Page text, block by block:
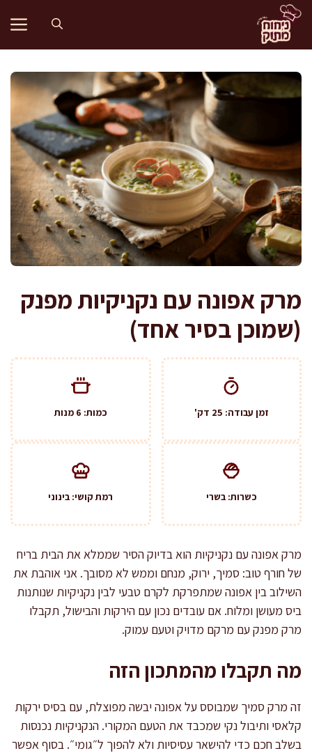
לדלג
לתוכן
מרק אפונה עם נקניקיות מפנק
(שמוכן בסיר אחד)
זמן עבודה: 25 דק' כמות: 6 מנות
כשרות: בשרי רמת קושי: בינוני
מרק אפונה עם נקניקיות הוא בדיוק הסיר שממלא את הבית בריח
של חורף טוב: סמיך, ירוק, מנחם וממש לא מסובך. אני אוהבת את
השילוב בין אפונה שמתפרקת לקרם טבעי לבין נקניקיות שנותנות
ביס מעושן ומלוח. אם עובדים נכון עם הירקות והבישול, תקבלו
מרק מפנק עם מרקם מדויק וטעם עמוק.
מה תקבלו מהמתכון הזה
זה מרק סמיך שמבוסס על אפונה יבשה מפוצלת, עם בסיס ירקות
קלאסי ותיבול נקי שמכבד את הטעם המקורי. הנקניקיות נכנסות
בשלב חכם כדי להישאר עסיסיות ולא להפוך ל״גומי״. בסוף אפשר